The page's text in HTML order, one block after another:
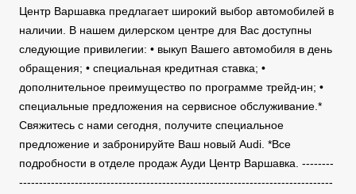
Центр Варшавка предлагает широкий выбор автомобилей в
наличии. В нашем дилерском центре для Вас доступны
следующие привилегии: • выкуп Вашего автомобиля в день
обращения; • специальная кредитная ставка; •
дополнительное преимущество по программе трейд-ин; •
специальные предложения на сервисное обслуживание.*
Свяжитесь с нами сегодня, получите специальное
предложение и забронируйте Ваш новый Audi. *Все
подробности в отделе продаж Ауди Центр Варшавка. --------
-------------------------------------------------------------------------------